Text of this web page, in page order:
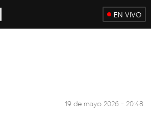
EN VIVO
19 de mayo 2026 - 20:48